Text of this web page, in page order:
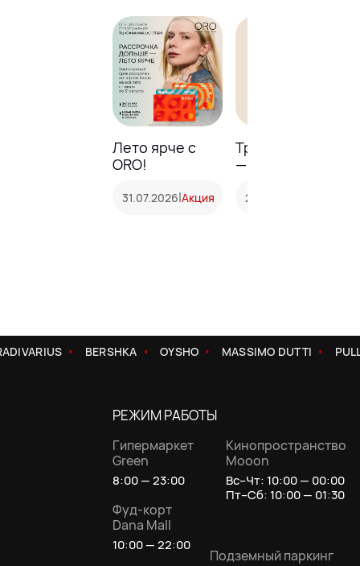
Лето ярче с
ORO!
31.07.2026|Акция
Тренд сезона
— лимонное
24.07.2026
BERSHKA OYSHO MASSIMO DUTTI
РЕЖИМ РАБОТЫ
Гипермаркет
Green
8:00 — 23:00
Фуд-корт
Dana Mall
10:00 — 22:00
Подземный паркинг
Кинопространство
Mooon
Вс–Чт: 10:00 — 00:00
Пт–Сб: 10:00 — 01:30